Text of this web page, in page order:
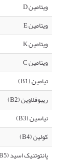
ویتامین D
ویتامین E
ویتامین K
ویتامین C
تیامین (B1)
ریبوفلاوین (B2)
نیاسین (B3)
کولین (B4)
پانتوتنیک اسید (B5)